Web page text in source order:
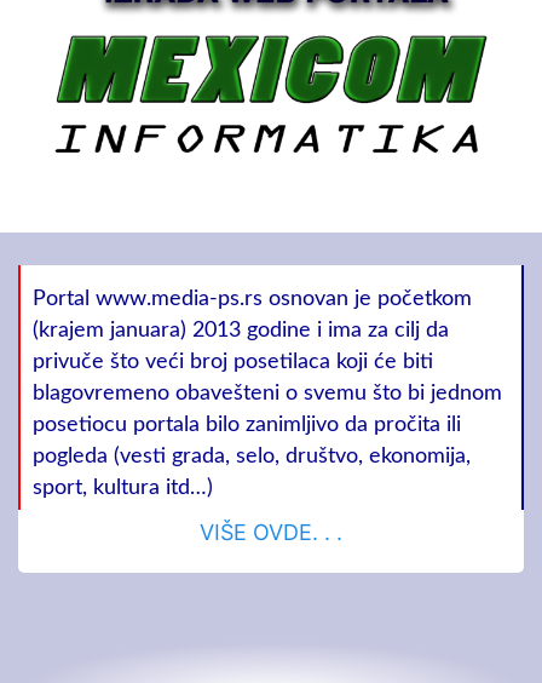
Portal www.media-ps.rs osnovan je početkom
(krajem januara) 2013 godine i ima za cilj da
privuče što veći broj posetilaca koji će biti
blagovremeno obavešteni o svemu što bi jednom
posetiocu portala bilo zanimljivo da pročita ili
pogleda (vesti grada, selo, društvo, ekonomija,
sport, kultura itd…)
VIŠE OVDE. . .